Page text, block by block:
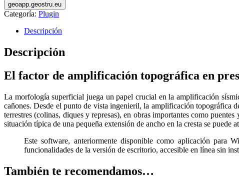
geoapp.geostru.eu
Categoría: Plugin
Descripción
Descripción
El factor de amplificación topográfica en
La morfología superficial juega un papel crucial en la amplificación
cañones. Desde el punto de vista ingenieril, la amplificación topográfica
terrestres (colinas, diques y represas), en obras importantes como
situación típica de una pequeña extensión de ancho en la cresta se
Este software, anteriormente disponible como aplicación para
funcionalidades de la versión de escritorio, accesible en línea sin
También te recomendamos…